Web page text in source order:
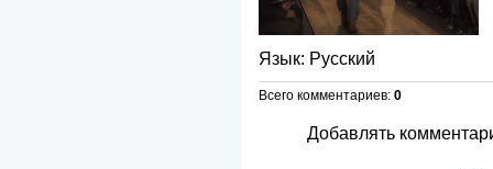
Язык: Русский
Всего комментариев: 0
Добавлять